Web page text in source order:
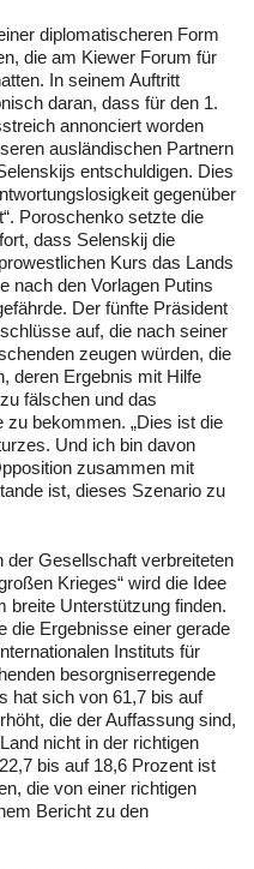
diplomatischeren Form
die am Kiewer Forum für
In seinem Auftritt
daran, dass für den 1.
annonciert worden
ausländischen Partnern
entschuldigen. Dies
gegenüber
Poroschenko setzte die
dass Selenskij die
Kurs das Lands
nach den Vorlagen Putins
Der fünfte Präsident
auf, die nach seiner
zeugen würden, die
deren Ergebnis mit Hilfe
fälschen und das
bekommen. „Dies ist die
Und ich bin davon
zusammen mit
ist, dieses Szenario zu
der Gesellschaft verbreiteten
Krieges“ wird die Idee
breite Unterstützung finden.
die Ergebnisse einer gerade
Instituts für
besorgniserregende
hat sich von 61,7 bis auf
die der Auffassung sind,
nicht in der richtigen
bis auf 18,6 Prozent ist
die von einer richtigen
Bericht zu den